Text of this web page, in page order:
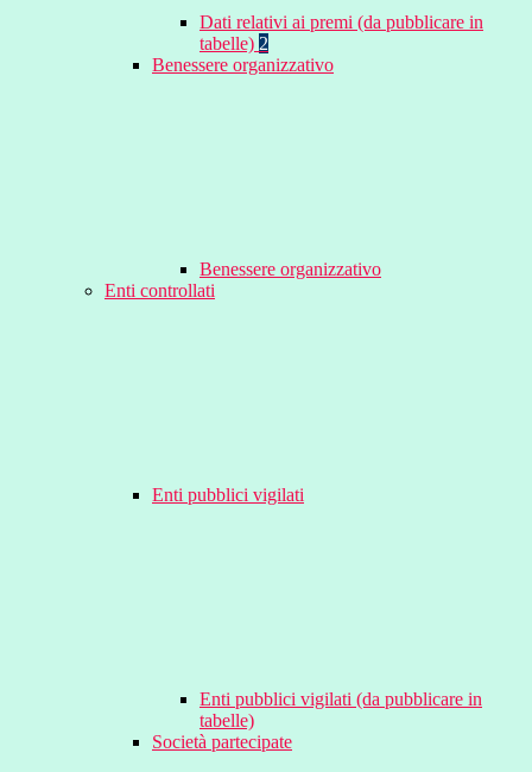
Dati relativi ai premi (da pubblicare in
tabelle) 2
Benessere organizzativo
Benessere organizzativo
Enti controllati
Enti pubblici vigilati
Enti pubblici vigilati (da pubblicare in
tabelle)
Società partecipate